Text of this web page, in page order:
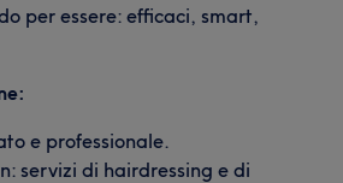
per essere: efficaci, smart,
e professionale.
servizi di hairdressing e di